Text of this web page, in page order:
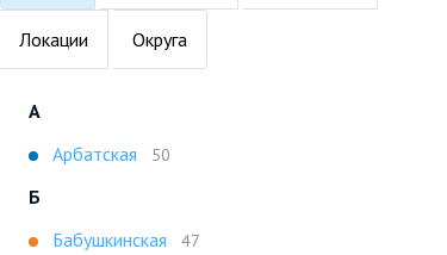
Локации Округа
А
Арбатская
50
Б
Бабушкинская
47